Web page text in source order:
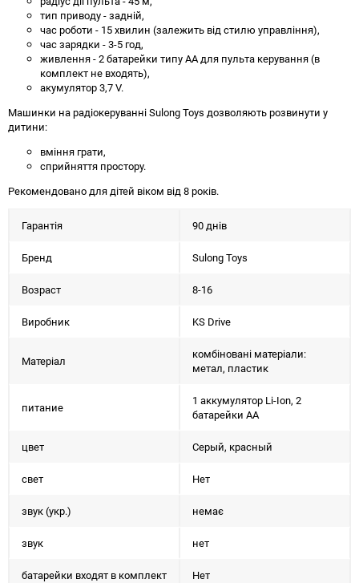
тип приводу - задній,
час роботи - 15 хвилин (залежить від стилю управління),
час зарядки - 3-5 год,
живлення - 2 батарейки типу АА для пульта керування (в
комплект не входять),
акумулятор 3,7 V.
Машинки на радіокеруванні Sulong Toys дозволяють розвинути у
дитини:
вміння грати,
сприйняття простору.
Рекомендовано для дітей віком від 8 років.
Гарантія 90 днів
Бренд Sulong Toys
Возраст 8-16
Виробник KS Drive
Матеріал
комбіновані матеріали:
метал, пластик
питание
1 аккумулятор Li-Ion, 2
батарейки АА
цвет Серый, красный
свет Нет
звук (укр.) немає
звук нет
батарейки входят в комплект Нет